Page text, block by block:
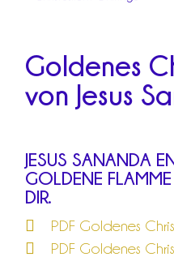
Goldenes
von Jesus
JESUS SANANDA
GOLDENE
DIR.
PDF Goldenes
PDF Goldenes